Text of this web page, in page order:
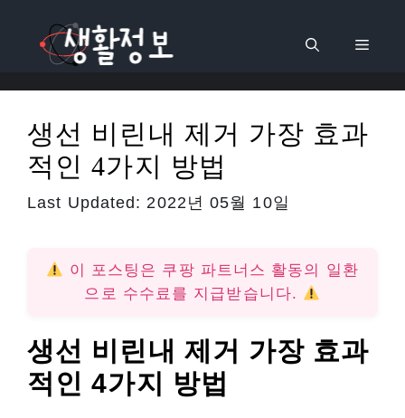
로
메
생선 비린내 제거 가장 효과
적인 4가지 방법
Last Updated: 2022년 05월 10일
이 포스팅은 쿠팡 파트너스 활동의 일환
으로 수수료를 지급받습니다.
생선 비린내 제거 가장 효과
적인 4가지 방법